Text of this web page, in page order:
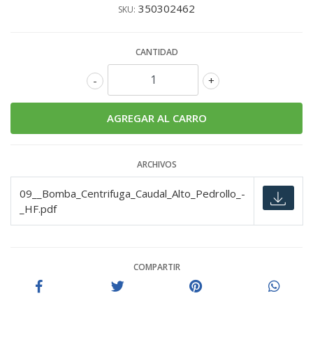
SKU: 350302462
CANTIDAD
+
-
ARCHIVOS
09__Bomba_Centrifuga_Caudal_Alto_Pedrollo_-
_HF.pdf
COMPARTIR